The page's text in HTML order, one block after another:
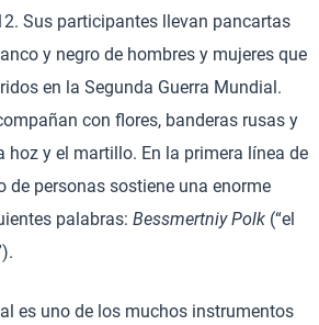
Sus participantes llevan pancartas
y negro de hombres y mujeres que
en la Segunda Guerra Mundial.
con flores, banderas rusas y
hoz y el martillo. En la primera línea de
de personas sostiene una enorme
palabras: Bessmertniy Polk (“el
es uno de los muchos instrumentos